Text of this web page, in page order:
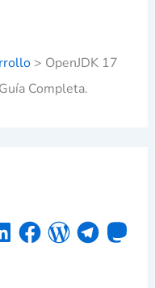
> OpenJDK 17
Completa.